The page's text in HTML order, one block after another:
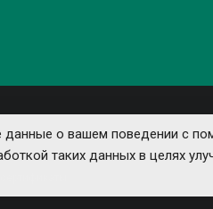
данные о вашем поведении с
таких данных в целях